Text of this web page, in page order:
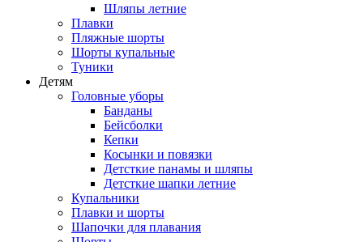
Шляпы летние
Плавки
Пляжные шорты
Шорты купальные
Туники
Детям
Головные уборы
Банданы
Бейсболки
Кепки
Косынки и повязки
Детсткие панамы и шляпы
Детсткие шапки летние
Купальники
Плавки и шорты
Шапочки для плавания